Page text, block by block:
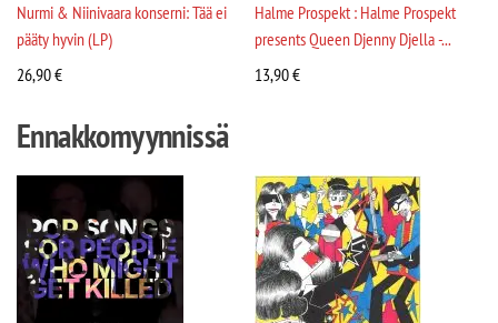
Nurmi & Niinivaara konserni: Tää ei
pääty hyvin (LP)
26,90€
Halme Prospekt : Halme Prospekt
presents Queen Djenny Djella -...
13,90€
Ennakkomyynnissä